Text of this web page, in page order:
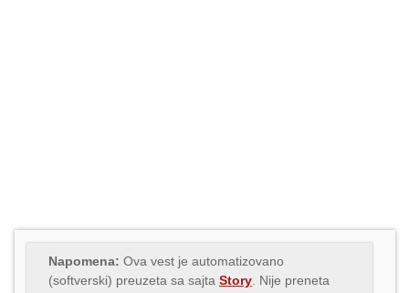
Napomena: Ova vest je automatizovano
(softverski) preuzeta sa sajta Story . Nije preneta